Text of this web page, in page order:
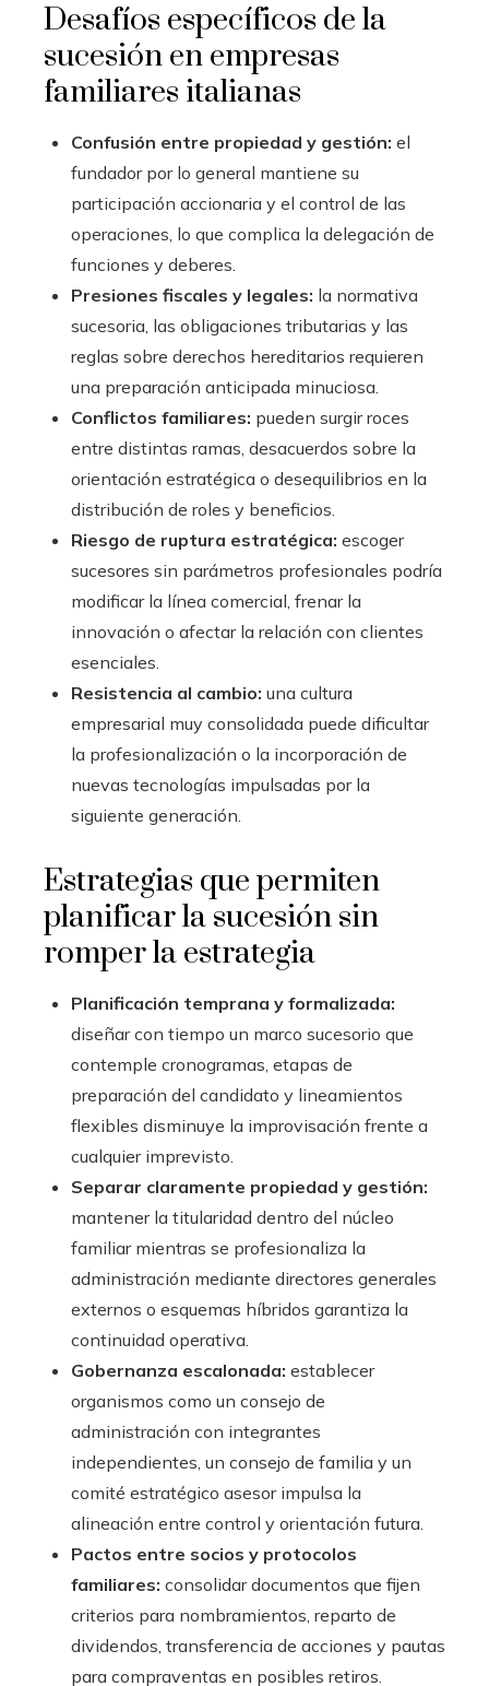
Desafíos específicos de la
sucesión en empresas
familiares italianas
Confusión entre propiedad y gestión: el
fundador por lo general mantiene su
participación accionaria y el control de las
operaciones, lo que complica la delegación de
funciones y deberes.
Presiones fiscales y legales: la normativa
sucesoria, las obligaciones tributarias y las
reglas sobre derechos hereditarios requieren
una preparación anticipada minuciosa.
Conflictos familiares: pueden surgir roces
entre distintas ramas, desacuerdos sobre la
orientación estratégica o desequilibrios en la
distribución de roles y beneficios.
Riesgo de ruptura estratégica: escoger
sucesores sin parámetros profesionales podría
modificar la línea comercial, frenar la
innovación o afectar la relación con clientes
esenciales.
Resistencia al cambio: una cultura
empresarial muy consolidada puede dificultar
la profesionalización o la incorporación de
nuevas tecnologías impulsadas por la
siguiente generación.
Estrategias que permiten
planificar la sucesión sin
romper la estrategia
Planificación temprana y formalizada:
diseñar con tiempo un marco sucesorio que
contemple cronogramas, etapas de
preparación del candidato y lineamientos
flexibles disminuye la improvisación frente a
cualquier imprevisto.
Separar claramente propiedad y gestión:
mantener la titularidad dentro del núcleo
familiar mientras se profesionaliza la
administración mediante directores generales
externos o esquemas híbridos garantiza la
continuidad operativa.
Gobernanza escalonada: establecer
organismos como un consejo de
administración con integrantes
independientes, un consejo de familia y un
comité estratégico asesor impulsa la
alineación entre control y orientación futura.
Pactos entre socios y protocolos
familiares: consolidar documentos que fijen
criterios para nombramientos, reparto de
dividendos, transferencia de acciones y pautas
para compraventas en posibles retiros.